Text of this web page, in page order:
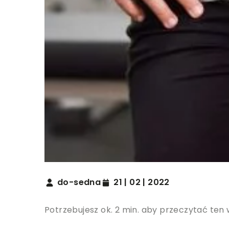
do-sedna 21 | 02 | 2022
Potrzebujesz ok. 2 min. aby przeczytać ten